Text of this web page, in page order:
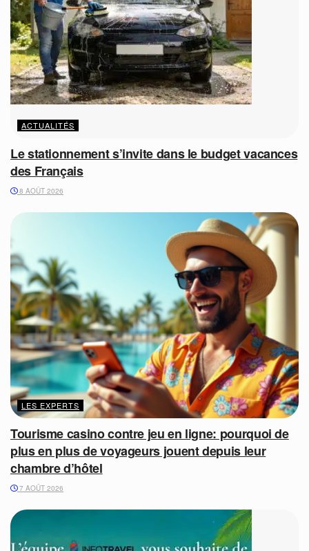
ACTUALITÉS
Le stationnement s’invite dans le budget vacances
des Français
8 AOÛT 2026
LES EXPERTS
Tourisme casino contre jeu en ligne: pourquoi de
plus en plus de voyageurs jouent depuis leur
chambre d’hôtel
7 AOÛT 2026